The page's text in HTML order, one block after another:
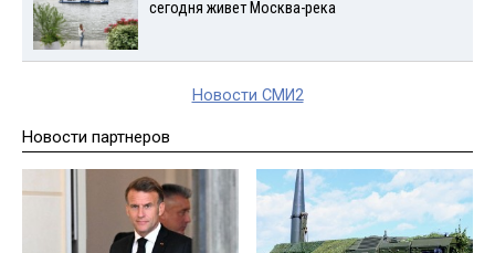
сегодня живет Москва-река
Новости СМИ2
Новости партнеров